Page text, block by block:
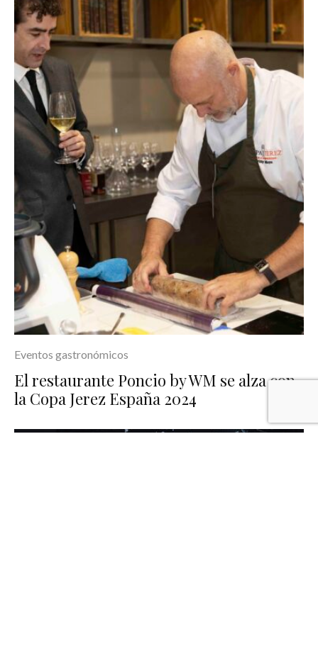
Eventos gastronómicos
El restaurante Poncio by WM se alza con
la Copa Jerez España 2024